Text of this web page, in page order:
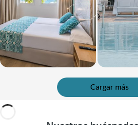
Cargar más